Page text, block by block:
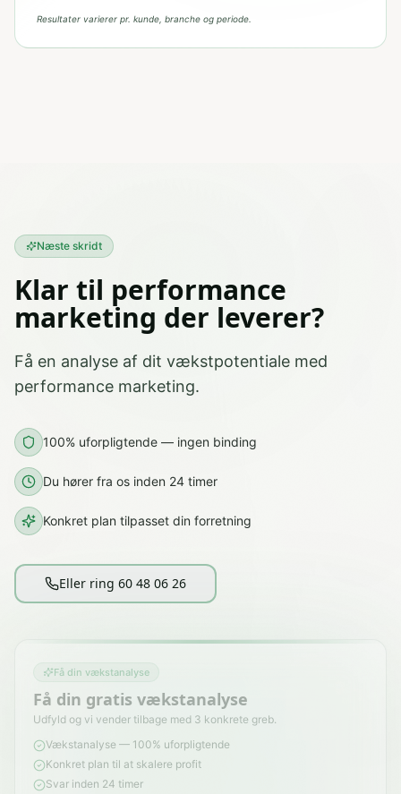
Resultater varierer pr. kunde, branche og periode.
Næste skridt
Klar til performance
marketing der leverer?
Få en analyse af dit vækstpotentiale med
performance marketing.
100% uforpligtende — ingen binding
Du hører fra os inden 24 timer
Konkret plan tilpasset din forretning
Eller ring 60 48 06 26
Få din vækstanalyse
Få din gratis vækstanalyse
Udfyld og vi vender tilbage med 3 konkrete greb.
Vækstanalyse — 100% uforpligtende
Konkret plan til at skalere profit
Svar inden 24 timer